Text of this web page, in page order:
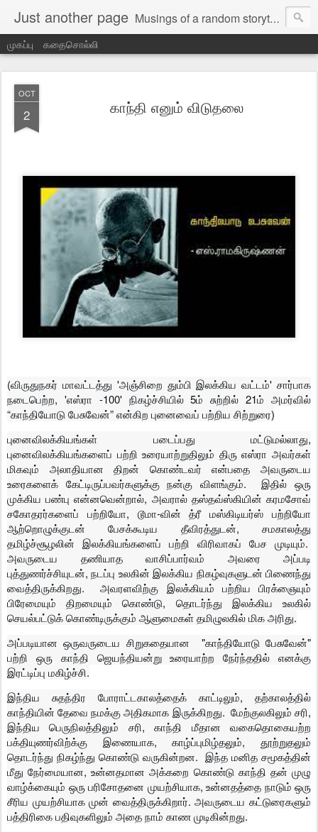
Just another page Musings of a random storyteller
முகப்பு கதைசொல்லி
OCT
2 காந்தி எனும் விடுதலை
(விருதுநகர் மாவட்டத்து 'அஞ்சிறை தும்பி இலக்கிய வட்டம்' சார்பாக
நடைபெற்ற, 'எஸ்ரா -100' நிகழ்ச்சியில் 5ம் சுற்றில் 21ம் அமர்வில்
“காந்தியோடு பேசுவேன்” என்கிற புனைவைப் பற்றிய சிற்றுரை)
புனைவிலக்கியங்கள் படைப்பது மட்டுமல்லாது,
புனைவிலக்கியங்களைப் பற்றி உரையாற்றுதிலும் திரு எஸ்ரா அவர்கள்
மிகவும் அலாதியான திறன் கொண்டவர் என்பதை அவருடைய
உரைகளைக் கேட்டிருப்பவர்களுக்கு நன்கு விளங்கும். இதில் ஒரு
முக்கிய பண்பு என்னவென்றால், அவரால் தஸ்தவ்ஸ்கியின் கரமசோவ்
சகோதரர்களைப் பற்றியோ, டூமா-வின் த்ரீ மஸ்கிடியர்ஸ் பற்றியோ
ஆற்றொழுக்குடன் பேசக்கூடிய தீவிரத்துடன், சமகாலத்து
தமிழ்ச்சூழலின் இலக்கியங்களைப் பற்றி விரிவாகப் பேச முடியும்.
அவருடைய தணியாத வாசிப்பார்வம் அவரை அப்படி
புத்துணர்ச்சியுடன், நடப்பு உலகின் இலக்கிய நிகழ்வுகளுடன் பிணைந்து
வைத்திருக்கிறது. அவரளவிற்கு இலக்கியம் பற்றிய பிரக்ஞையும்
பிரேமையும் திறமையும் கொண்டு, தொடர்ந்து இலக்கிய உலகில்
செயல்பட்டுக் கொண்டிருக்கும் ஆளுமைகள் தமிழுலகில் மிக அரிது.
அப்படியான ஒருவருடைய சிறுகதையான "காந்தியோடு பேசுவேன்"
பற்றி ஒரு காந்தி ஜெயந்தியன்று உரையாற்ற நேர்ந்ததில் எனக்கு
இரட்டிப்பு மகிழ்ச்சி.
இந்திய சுதந்திர போராட்டகாலத்தைக் காட்டிலும், தற்காலத்தில்
காந்தியின் தேவை நமக்கு அதிகமாக இருக்கிறது. மேற்குலகிலும் சரி,
இந்திய பெருநிலத்திலும் சரி, காந்தி மீதான வகைதொகையற்ற
பக்தியுணர்விற்க்கு இணையாக, காழ்ப்புமிழ்தலும், தூற்றுதலும்
தொடர்ந்து நிகழ்ந்து கொண்டு வருகின்றன. இந்த மனித சமூகத்தின்
மீது நேர்மையான, உன்னதமான அக்கறை கொண்டு காந்தி தன் முழு
வாழ்க்கையும் ஒரு பரிசோதனை முயற்சியாக, உன்னதத்தை நாடும் ஒரு
சீரிய முயற்சியாக முன் வைத்திருக்கிறார். அவருடைய கட்டுரைகளும்
பத்திரிகை பதிவுகளிலும் அதை நாம் காண முடிகின்றது.